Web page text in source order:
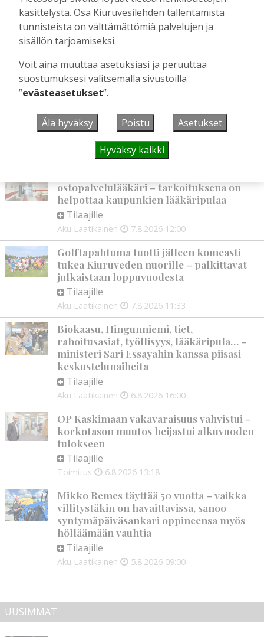
ostopalvelulääkäri – tarkoituksena on
helpottaa kaupunkien lääkäripulaa
Tilaajille
Aku Laatikainen 7.8.2026 12:00
Golftapahtuma tuotti jälleen komeasti
tukea Kiuruveden nuorille – palkittavat
julkaistaan loppuvuodesta
Tilaajille
Aku Laatikainen 7.8.2026 11:33
Biokaasu, Hingunniemi, tiet,
rahoitusasiat, työllisyys, lääkäripula… –
ministeri Sari Essayahin kanssa piisasi
keskustelunaiheita
Tilaajille
Aku Laatikainen 6.8.2026 16:00
OP Kaskimaan vakavaraisuus vahvistui –
korkotason muutos heijastui alkuvuoden
tulokseen
Tilaajille
Toimitus 6.8.2026 13:18
Mikko Remes täyttää 50 vuotta – vaikka
villitystäkin on havaittavissa, sanoo
syntymäpäiväsankari oppineensa myös
hölläämään vauhtia
Tilaajille
Aku Laatikainen 5.8.2026 09:00
UUSIMMAT
käsittelystä. Osa Kiuruvesilehden tallentamista
tunnisteista on välttämättömiä palvelujen ja
sisällön tarjoamiseksi.
Voit aina muuttaa asetuksiasi ja peruuttaa
suostumuksesi valitsemalla sivustoilla
”evästeasetukset”.
Älä hyväksy Poistu Asetukset
Hyväksy kaikki